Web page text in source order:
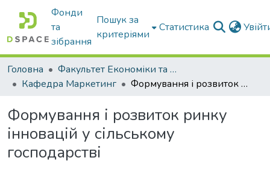
Фонди
та
зібрання
Пошук за
критеріями
Статистика
Головна
Факультет Економіки та бізнесу
Кафедра Маркетинг
Формування і розвиток ринку інновацій у сільському господарстві
Формування і розвиток ринку
інновацій у сільському
господарстві